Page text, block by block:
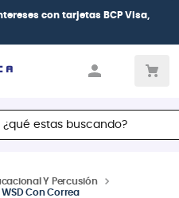
con tarjetas BCP Visa,
estas buscando?
Y Percusión
Con Correa